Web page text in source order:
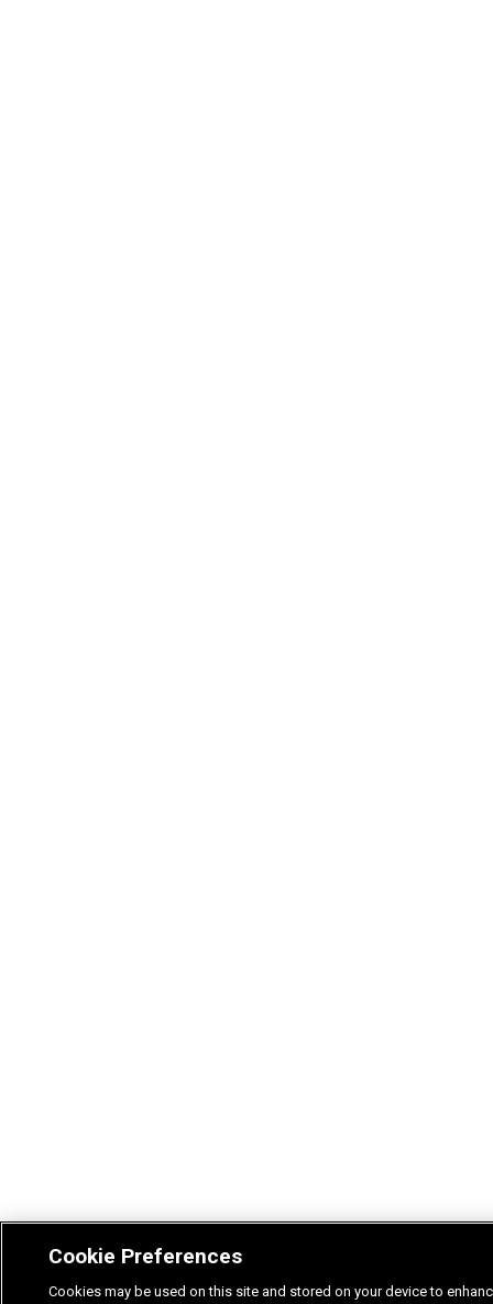
Cookie Preferences
Cookies may be used on this site and stored on your device to